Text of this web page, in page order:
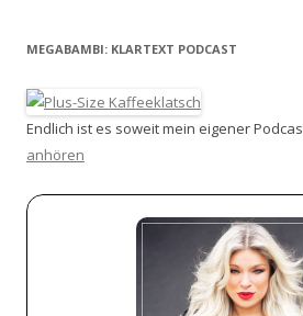
MEGABAMBI: KLARTEXT PODCAST
Endlich ist es soweit mein eigener
anhören